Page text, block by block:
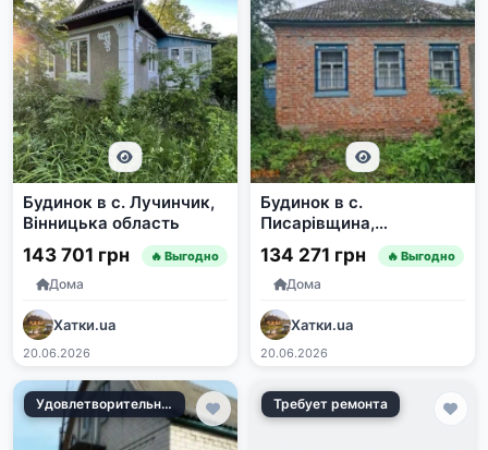
Будинок в с. Лучинчик,
Вінницька область
143 701 грн 🔥 Выгодно
Дома
Хатки.ua
20.06.2026
Будинок в с.
Писарівщина,
Полтавська область
134 271 грн 🔥 Выгодно
Дома
Хатки.ua
20.06.2026
Удовлетворительное Требует ремонта